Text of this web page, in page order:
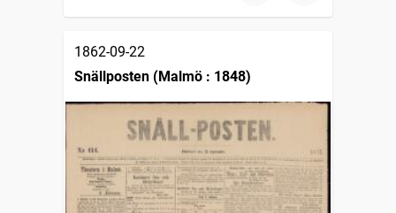
1862-09-22
Snällposten (Malmö : 1848)